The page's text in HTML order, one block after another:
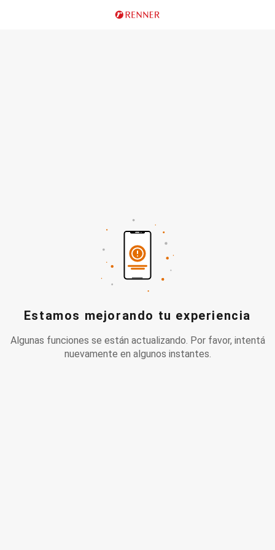
Estamos mejorando tu experiencia
Algunas funciones se están actualizando. Por favor, intentá
nuevamente en algunos instantes.